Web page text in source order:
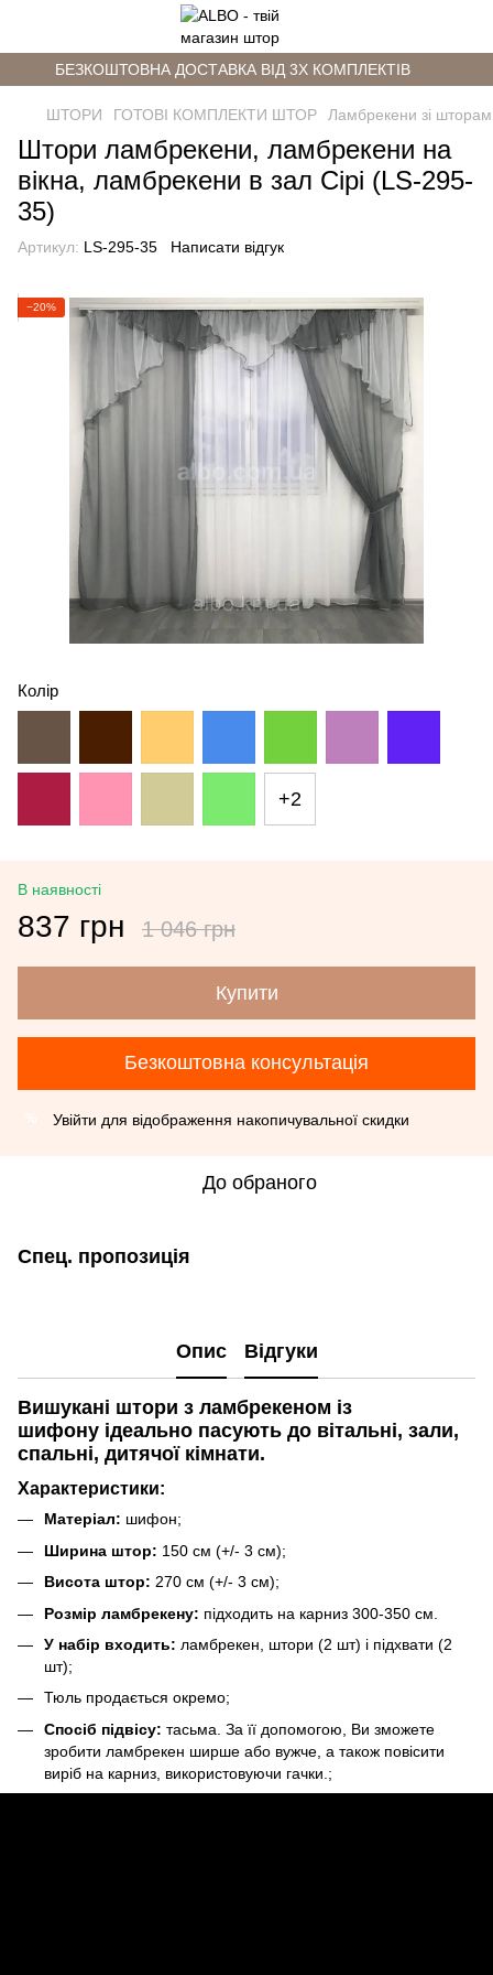
БЕЗКОШТОВНА ДОСТАВКА ВІД 3Х КОМПЛЕКТІВ
ШТОРИ ГОТОВІ КОМПЛЕКТИ ШТОР Ламбрекени зі
Штори ламбрекени, ламбрекени на
вікна, ламбрекени в зал Сірі (LS-295-
35)
Артикул: LS-295-35 Написати відгук
−20%
Колір
+2
В наявності
837 грн 1 046 грн
Купити
Безкоштовна консультація
Увійти для відображення накопичувальної скидки
До обраного
Спец. пропозиція
Опис Відгуки
Вишукані штори з ламбрекеном із
шифону ідеально пасують до вітальні, зали,
спальні, дитячої кімнати.
Характеристики:
Матеріал: шифон;
Ширина штор: 150 см (+/- 3 см);
Висота штор: 270 см (+/- 3 см);
Розмір ламбрекену: підходить на карниз 300-350 см.
У набір входить: ламбрекен, штори (2 шт) і підхвати (2
шт);
Тюль продається окремо;
Спосіб підвісу: тасьма. За її допомогою, Ви зможете
зробити ламбрекен ширше або вужче, а також повісити
виріб на карниз, використовуючи гачки.;